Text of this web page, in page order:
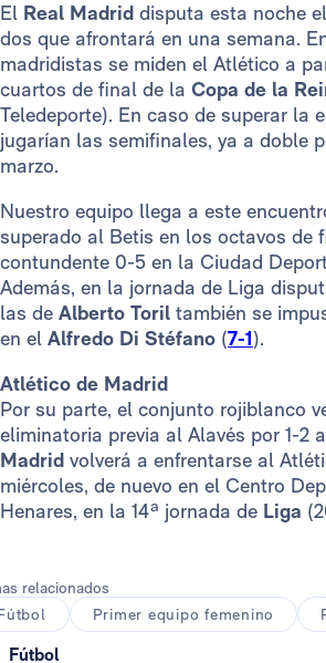
El Real Madrid disputa esta noche
dos que afrontará en una semana.
madridistas se miden el Atlético a
cuartos de final de la Copa de la
Teledeporte). En caso de superar la
jugarían las semifinales, ya a doble
marzo.
Nuestro equipo llega a este
superado al Betis en los octavos de
contundente 0-5 en la Ciudad
Además, en la jornada de Liga
las de Alberto Toril también se
en el Alfredo Di Stéfano (7-1).
Atlético de Madrid
Por su parte, el conjunto rojiblanco
eliminatoria previa al Alavés por 1-2
Madrid volverá a enfrentarse al
miércoles, de nuevo en el Centro
Henares, en la 14ª jornada de Liga
relacionados
Primer equipo femenino
Fútbol